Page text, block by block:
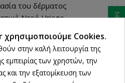
του δέρματος
Νερό Uriage,
την υγρασία του δέρματος
ενυδάτωση στην
Cookies.
στην καλή λειτουργία της
εμπειρίας των χρηστών, την
και την εξατομίκευση των